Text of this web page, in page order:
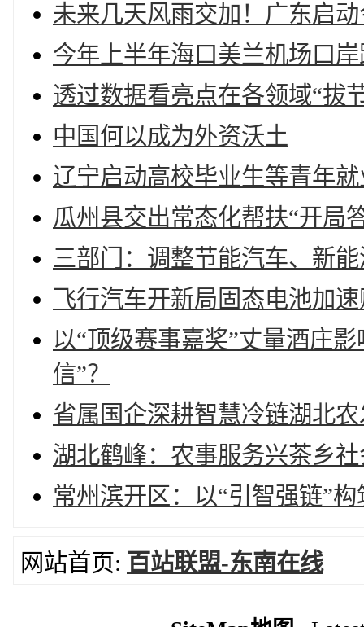
未来几天风雨交加！广东启
今年上半年海口美兰机场口
透过数据看亮点在各领域“拔
中国何以成为外资沃土
辽宁启动高校毕业生等青年
瓜州县交出常态化帮扶“开局
三部门：调整节能汽车、新
飞行汽车开新局固态电池加
以“顶级赛事嘉奖”丈量酒庄
信”？
省属国企深耕智慧冷链湖北
湖北鹤峰：农事服务兴茶乡
常州滨开区：以“引智强链”
网站首页: 百站联盟-东南在线